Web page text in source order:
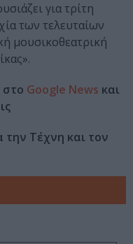
για τρίτη
των τελευταίων
μουσικοθεατρική
Google News και
την Τέχνη και τον